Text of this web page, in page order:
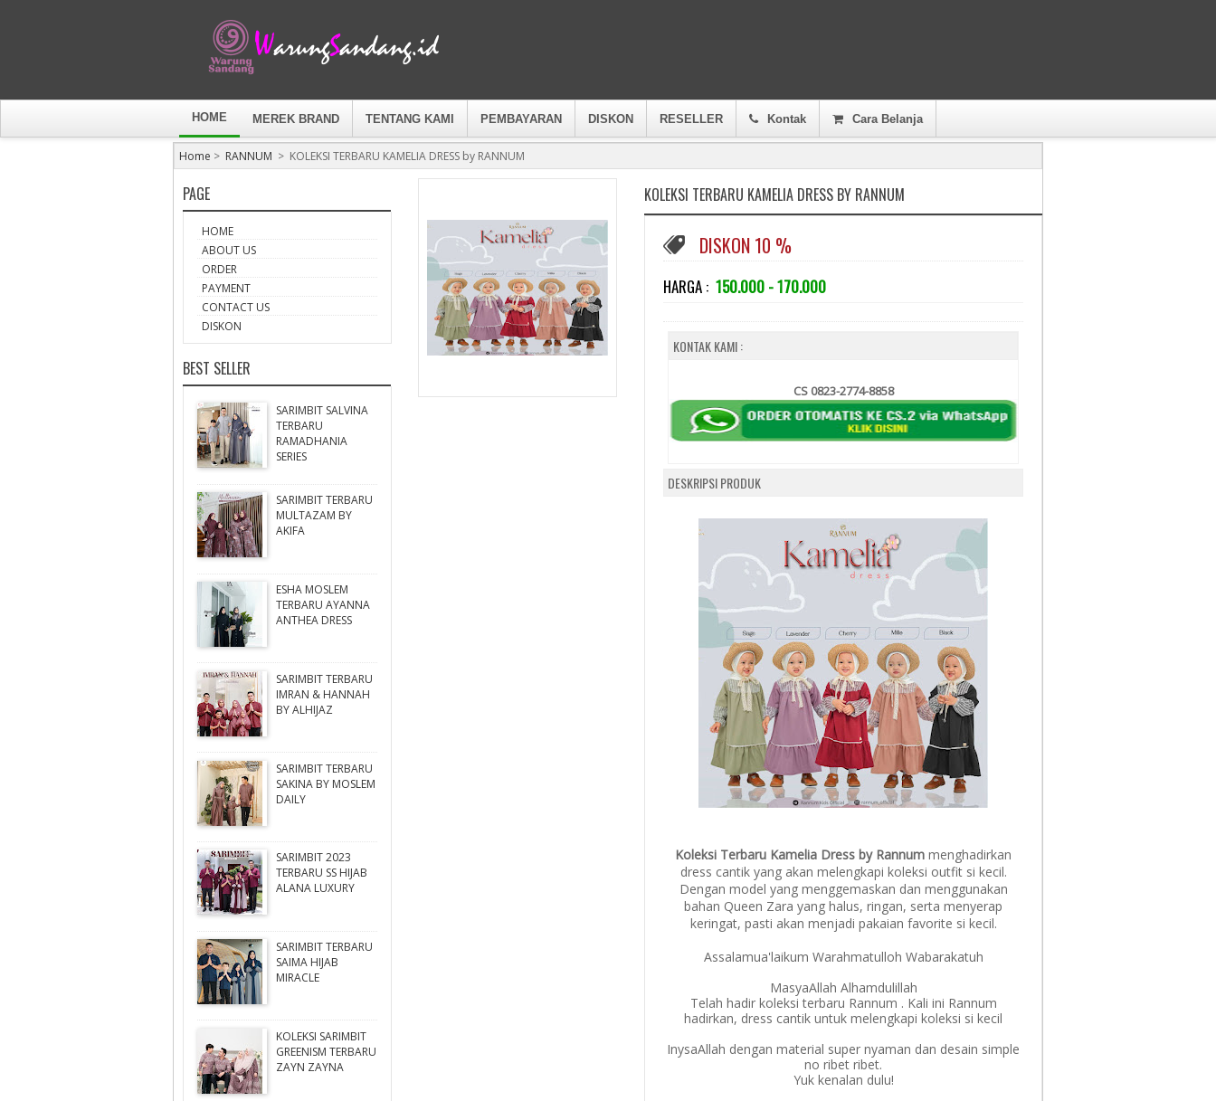
HOME MEREK BRAND TENTANG KAMI PEMBAYARAN DISKON RESELLER Kontak Cara Belanja
Home > RANNUM > KOLEKSI TERBARU KAMELIA DRESS by RANNUM
KOLEKSI TERBARU KAMELIA DRESS BY RANNUM
DISKON 10 %
HARGA : 150.000 - 170.000
KONTAK KAMI :
CS 0823-2774-8858
DESKRIPSI PRODUK
Koleksi Terbaru Kamelia Dress by Rannum menghadirkan
dress cantik yang akan melengkapi koleksi outfit si kecil.
Dengan model yang menggemaskan dan menggunakan
bahan Queen Zara yang halus, ringan, serta menyerap
keringat, pasti akan menjadi pakaian favorite si kecil.
Assalamua'laikum Warahmatulloh Wabarakatuh
MasyaAllah Alhamdulillah
Telah hadir koleksi terbaru Rannum . Kali ini Rannum
hadirkan, dress cantik untuk melengkapi koleksi si kecil
InysaAllah dengan material super nyaman dan desain simple
no ribet ribet.
Yuk kenalan dulu!
PAGE
HOME
ABOUT US
ORDER
PAYMENT
CONTACT US
DISKON
BEST SELLER
SARIMBIT SALVINA
TERBARU
RAMADHANIA
SERIES
SARIMBIT TERBARU
MULTAZAM BY
AKIFA
ESHA MOSLEM
TERBARU AYANNA
ANTHEA DRESS
SARIMBIT TERBARU
IMRAN & HANNAH
BY ALHIJAZ
SARIMBIT TERBARU
SAKINA BY MOSLEM
DAILY
SARIMBIT 2023
TERBARU SS HIJAB
ALANA LUXURY
SARIMBIT TERBARU
SAIMA HIJAB
MIRACLE
KOLEKSI SARIMBIT
GREENISM TERBARU
ZAYN ZAYNA